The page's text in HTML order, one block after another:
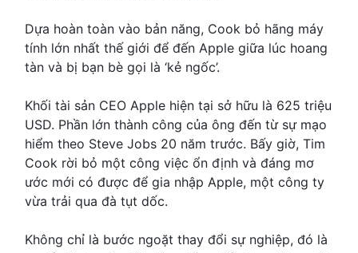
Dựa hoàn toàn vào bản năng, Cook bỏ hãng máy
tính lớn nhất thế giới để đến Apple giữa lúc hoang
tàn và bị bạn bè gọi là ‘kẻ ngốc’.
Khối tài sản CEO Apple hiện tại sở hữu là 625 triệu
USD. Phần lớn thành công của ông đến từ sự mạo
hiểm theo Steve Jobs 20 năm trước. Bấy giờ, Tim
Cook rời bỏ một công việc ổn định và đáng mơ
ước mới có được để gia nhập Apple, một công ty
vừa trải qua đà tụt dốc.
Không chỉ là bước ngoặt thay đổi sự nghiệp, đó là